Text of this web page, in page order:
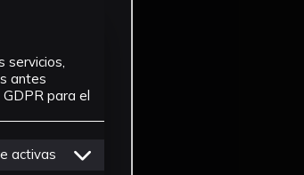
servicios,
antes
para el
activas